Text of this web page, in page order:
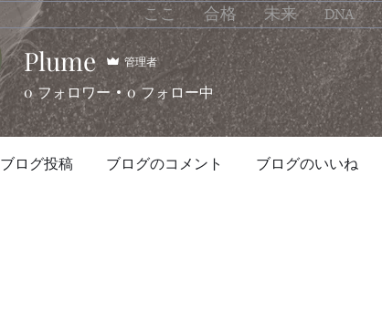
ここ 合格 未来 DNA
Plume 管理者
0 フォロワー 0 フォロー中
ブログ投稿 ブログのコメント ブログのいいね